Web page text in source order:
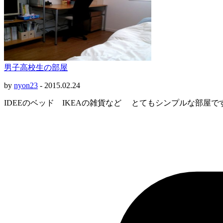
男子高校生の部屋
by nyon23 - 2015.02.24
IDEEのベッド IKEAの雑貨など とてもシンプルな部屋で